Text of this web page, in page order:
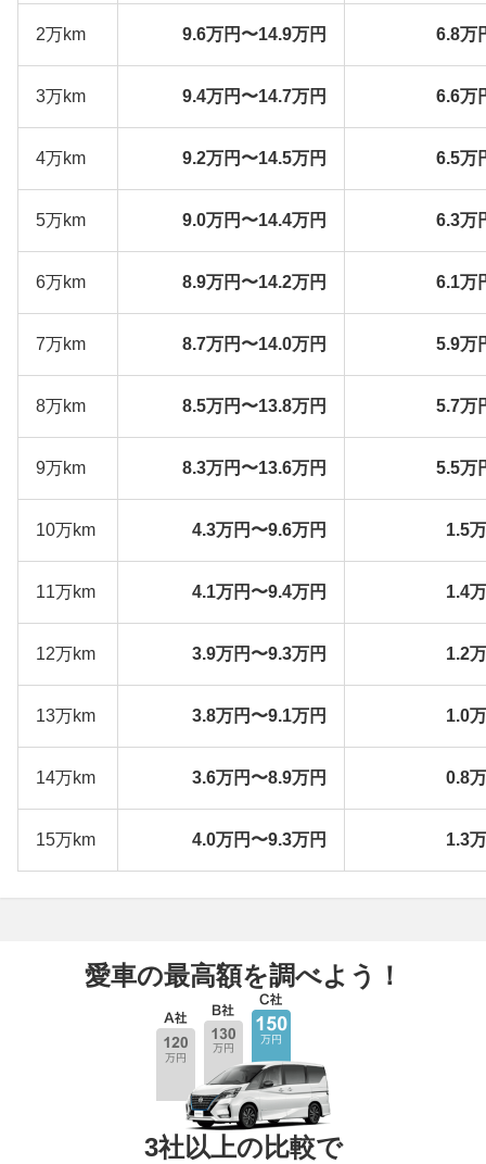
2万km 9.6万円〜14.9万円 6.8万
3万km 9.4万円〜14.7万円 6.6万
4万km 9.2万円〜14.5万円 6.5万
5万km 9.0万円〜14.4万円 6.3万
6万km 8.9万円〜14.2万円 6.1万
7万km 8.7万円〜14.0万円 5.9万
8万km 8.5万円〜13.8万円 5.7万
9万km 8.3万円〜13.6万円 5.5万
10万km 4.3万円〜9.6万円 1.5
11万km 4.1万円〜9.4万円 1.4
12万km 3.9万円〜9.3万円 1.2
13万km 3.8万円〜9.1万円 1.0
14万km 3.6万円〜8.9万円 0.8
15万km 4.0万円〜9.3万円 1.3
愛車の最高額を調べよう！
3社以上の比較で